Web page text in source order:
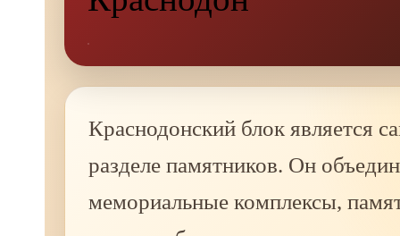
Краснодонский блок является
разделе памятников. Он
мемориальные комплексы,